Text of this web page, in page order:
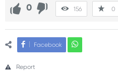
0 156 0
Facebook
Report